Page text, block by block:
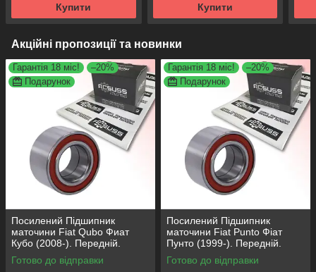
Купити Купити
Акційні пропозиції та новинки
Гарантія 18 міс!
–20%
Подарунок
Посилений Підшипник
маточини Fiat Qubo Фиат
Кубо (2008-). Передній.
АКСУСС Корея! VKBA3538 ,
R158.44 , 713690750
Готово до відправки
Гарантія 18 міс!
–20%
Подарунок
Посилений Підшипник
маточини Fiat Punto Фіат
Пунто (1999-). Передній.
АКСУСС Корея! VKBA3538 ,
R158.44 , 713690750
Готово до відправки